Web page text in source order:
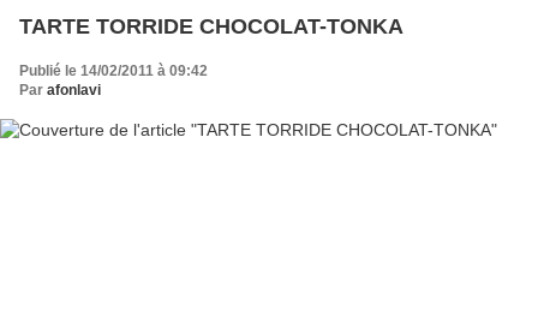
TARTE TORRIDE CHOCOLAT-TONKA
Publié le 14/02/2011 à 09:42
Par afonlavi